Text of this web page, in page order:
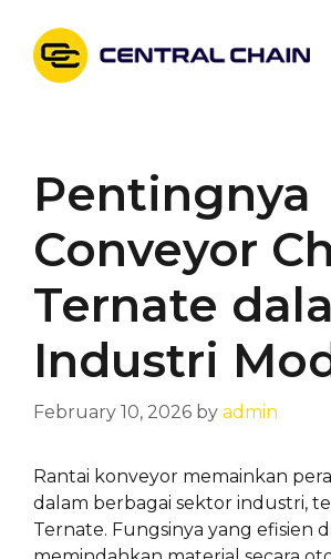
content
Pentingnya
Conveyor
Ternate
Industri
February 10, 2026 by admin
Rantai konveyor memainkan
dalam berbagai sektor industri,
Ternate. Fungsinya yang efisien